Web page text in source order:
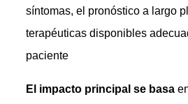
síntomas, el pronóstico a largo
terapéuticas disponibles
paciente
El impacto principal se basa